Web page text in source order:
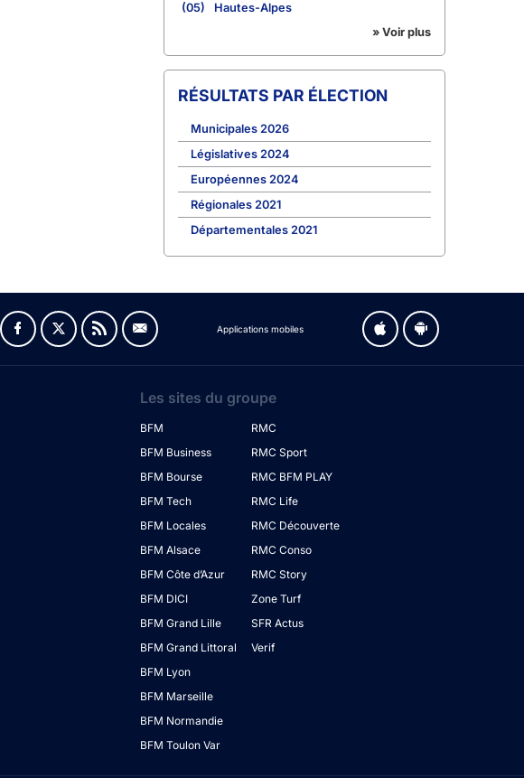
(05)
Hautes-Alpes
» Voir plus
RÉSULTATS PAR ÉLECTION
Municipales 2026
Législatives 2024
Européennes 2024
Régionales 2021
Départementales 2021
Applications mobiles
Les sites du groupe
BFM
BFM Business
BFM Bourse
BFM Tech
BFM Locales
BFM Alsace
BFM Côte d’Azur
BFM DICI
BFM Grand Lille
BFM Grand Littoral
BFM Lyon
BFM Marseille
BFM Normandie
BFM Toulon Var
RMC
RMC Sport
RMC BFM PLAY
RMC Life
RMC Découverte
RMC Conso
RMC Story
Zone Turf
SFR Actus
Verif